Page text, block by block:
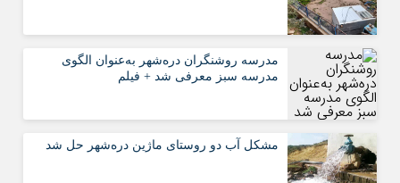
مدرسه روشنگران دره‌شهر به‌عنوان الگوی
مدرسه سبز معرفی شد + فیلم
مشکل آب دو روستای ماژین دره‌شهر حل شد